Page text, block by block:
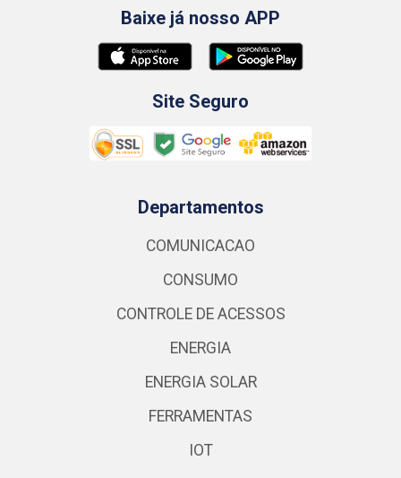
Baixe já nosso APP
Site Seguro
Departamentos
COMUNICACAO
CONSUMO
CONTROLE DE ACESSOS
ENERGIA
ENERGIA SOLAR
FERRAMENTAS
IOT